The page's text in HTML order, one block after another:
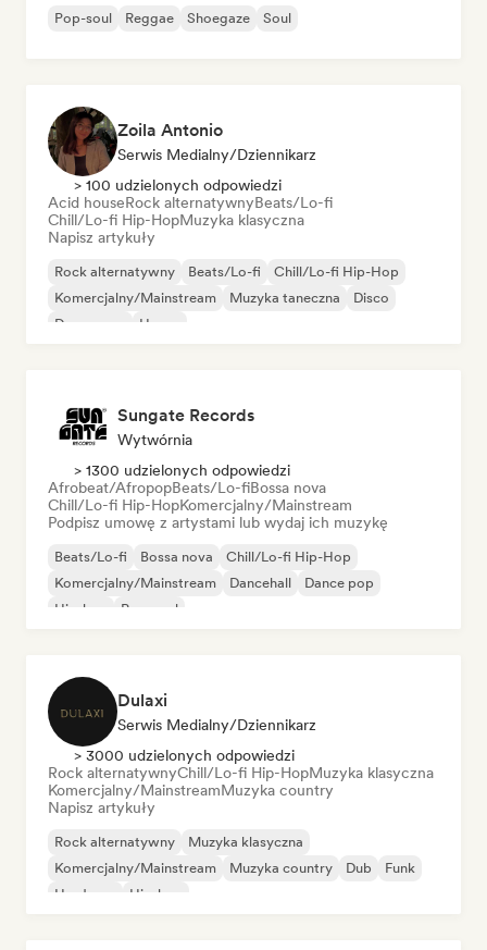
Pop-soul
Reggae Shoegaze Soul
Zoila Antonio
Serwis Medialny/Dziennikarz
> 100 udzielonych odpowiedzi
Acid houseRock alternatywnyBeats/Lo-fi
Chill/Lo-fi Hip-HopMuzyka klasyczna
Napisz artykuły
Rock alternatywny Beats/Lo-fi
Chill/Lo-fi Hip-Hop
Komercjalny/Mainstream
Muzyka taneczna
Disco
Dream pop
House
Sungate Records
Wytwórnia
> 1300 udzielonych odpowiedzi
Afrobeat/AfropopBeats/Lo-fiBossa nova
Chill/Lo-fi Hip-HopKomercjalny/Mainstream
Podpisz umowę z artystami lub wydaj ich muzykę
Beats/Lo-fi Bossa nova
Chill/Lo-fi Hip-Hop
Komercjalny/Mainstream
Dancehall
Dance pop
Hip-hop
Pop-soul
Dulaxi
Serwis Medialny/Dziennikarz
> 3000 udzielonych odpowiedzi
Rock alternatywnyChill/Lo-fi Hip-HopMuzyka klasyczna
Komercjalny/MainstreamMuzyka country
Napisz artykuły
Rock alternatywny
Muzyka klasyczna
Komercjalny/Mainstream
Muzyka country Dub
Funk
Hardcore
Hip-hop